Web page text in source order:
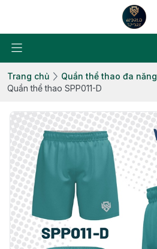
Trang chủ
Quần thể thao đa năng
Quần thể thao SPP011-D